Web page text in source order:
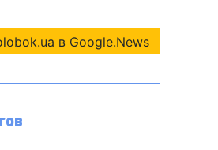
в Google.News